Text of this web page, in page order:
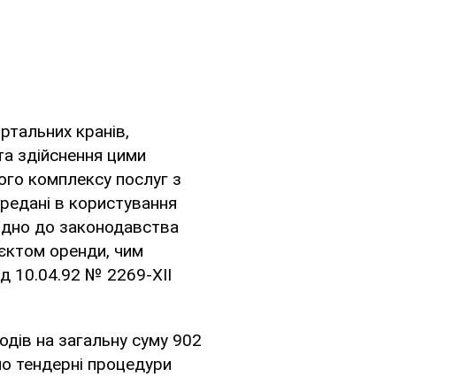
кранів,
здійснення цими
комплексу послуг з
в користування
до законодавства
оренди, чим
10.04.92 № 2269-XII
на загальну суму 902
тендерні процедури